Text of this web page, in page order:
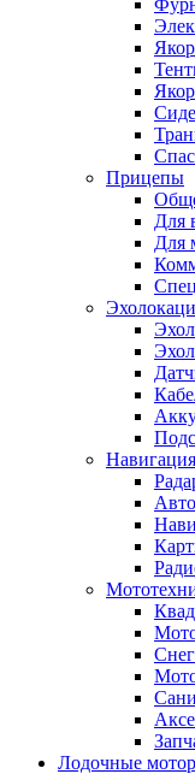
Прицепы
Для
Для
Лодочные